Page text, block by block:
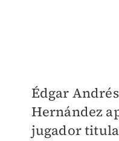
Édgar
Hernández
jugador